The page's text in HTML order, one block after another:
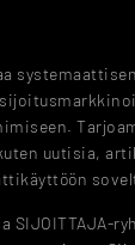
uutisia,
SIJOITTAJA-